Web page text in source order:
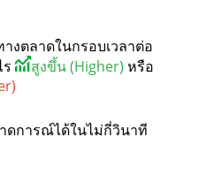
งตลาดในกรอบเวลาต่อ
สูงขึ้น (Higher) หรือ
ดการณ์ได้ในไม่กี่วินาที